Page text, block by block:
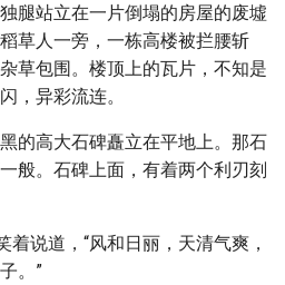
腿站立在一片倒塌的房屋的废墟
草人一旁，一栋高楼被拦腰斩
草包围。楼顶上的瓦片，不知是
，异彩流连。
的高大石碑矗立在平地上。那石
般。石碑上面，有着两个利刃刻
着说道，“风和日丽，天清气爽，
。”